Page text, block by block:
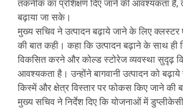
तकनीक का प्रशिक्षण दिए जाने की आवश्यकता है,
बढ़ाया जा सके।
मुख्य सचिव ने उत्पादन बढ़ाये जाने के लिए क्लस्टर
की बात कही। कहा कि उत्पादन बढ़ाने के साथ ही
विकसित करने और कोल्ड स्टोरेज व्यवस्था सुदृढ़
आवश्यकता है। उन्होंने बागवानी उत्पादन को
किस्में और क्षेत्र विस्तार पर फोकस किए जाने की
मुख्य सचिव ने निर्देश दिए कि योजनाओं में डुप्लीकेसी